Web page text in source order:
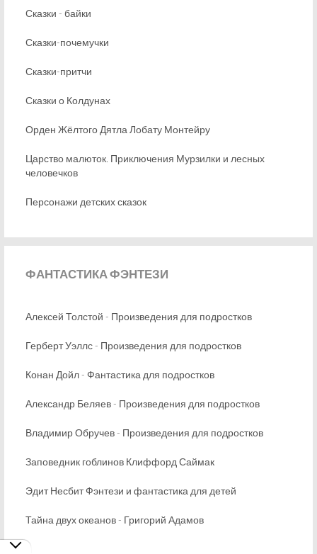
Сказки - байки
Сказки-почемучки
Сказки-притчи
Сказки о Колдунах
Орден Жёлтого Дятла Лобату Монтейру
Царство малюток. Приключения Мурзилки и лесных
человечков
Персонажи детских сказок
ФАНТАСТИКАФЭНТЕЗИ
Алексей Толстой - Произведения для подростков
Герберт Уэллс - Произведения для подростков
Конан Дойл - Фантастика для подростков
Александр Беляев - Произведения для подростков
Владимир Обручев - Произведения для подростков
Заповедник гоблинов Клиффорд Саймак
Эдит Несбит Фэнтези и фантастика для детей
Тайна двух океанов - Григорий Адамов